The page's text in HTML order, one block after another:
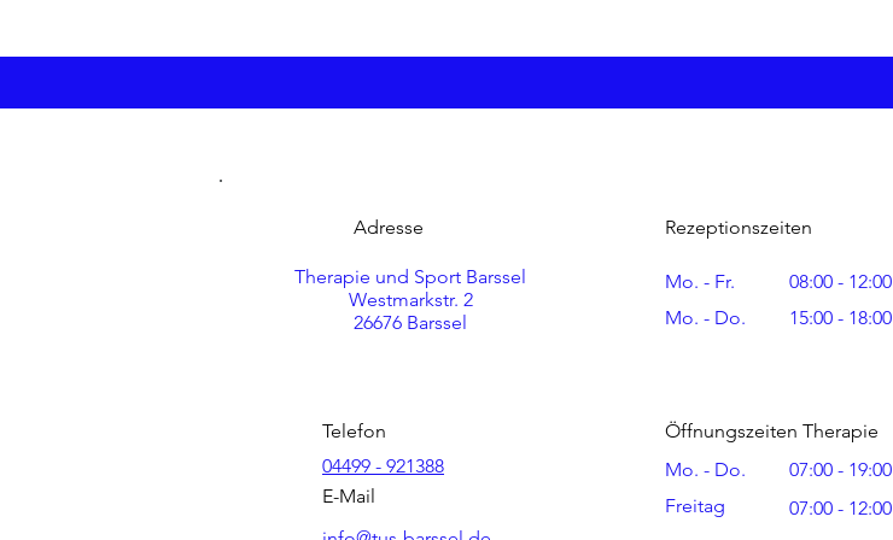
Adresse
Therapie und Sport Barssel
Westmarkstr. 2
26676 Barssel
Telefon
04499 - 921388
E-Mail
Rezeptionszeiten
Mo. - Fr.
08:00 - 12:00
Mo. - Do.
15:00 - 18:00
Öffnungszeiten Therapie
Mo. - Do.
07:00 - 19:00
Freitag
07:00 - 12:00